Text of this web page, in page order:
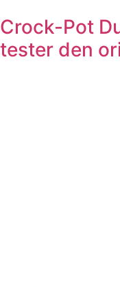
Crock-Pot
tester den